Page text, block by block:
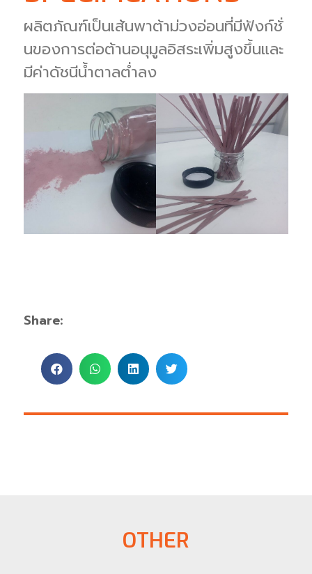
ผลิตภัณฑ์เป็นเส้นพาต้าม่วงอ่อนที่มีฟังก์ชั่
นของการต่อต้านอนุมูลอิสระเพิ่มสูงขึ้นและ
มีค่าดัชนีน้ำตาลต่ำลง
Share:
OTHER